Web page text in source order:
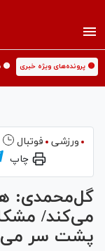
🟡 پرونده‌های ویژه خبری 🟡
ورزشی فوتبال
چاپ
گل‌محمدی:
می‌کند/
پشت سر